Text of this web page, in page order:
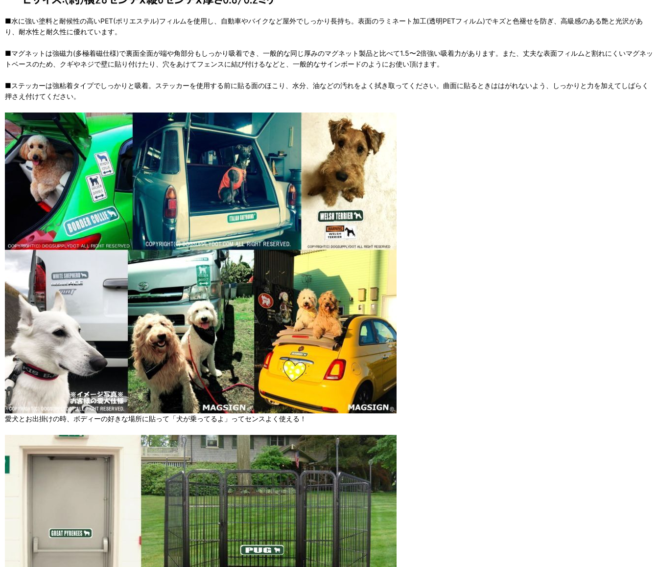
■水に強い塗料と耐候性の高いPET(ポリエステル)フィルムを使用し、自動車やバイクなど屋外でしっかり長持ち。表面のラミネート加工(透明PETフィルム)でキズと色褪せを防ぎ、高級感のある艶と光沢があ
り、耐水性と耐久性に優れています。
■マグネットは強磁力(多極着磁仕様)で裏面全面が端や角部分もしっかり吸着でき、一般的な同じ厚みのマグネット製品と比べて1.5〜2倍強い吸着力があります。また、丈夫な表面フィルムと割れにくいマグネッ
トベースのため、クギやネジで壁に貼り付けたり、穴をあけてフェンスに結び付けるなどと、一般的なサインボードのようにお使い頂けます。
■ステッカーは強粘着タイプでしっかりと吸着。ステッカーを使用する前に貼る面のほこり、水分、油などの汚れをよく拭き取ってください。曲面に貼るときははがれないよう、しっかりと力を加えてしばらく
押さえ付けてください。
愛犬とお出掛けの時、ボディーの好きな場所に貼って「犬が乗ってるよ」ってセンスよく使える！